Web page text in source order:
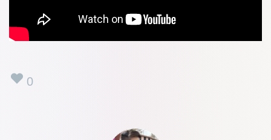
0